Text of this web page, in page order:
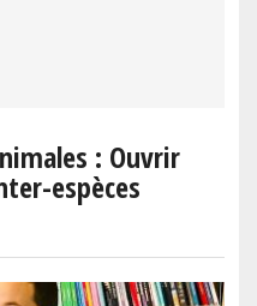
: Ouvrir
espèces